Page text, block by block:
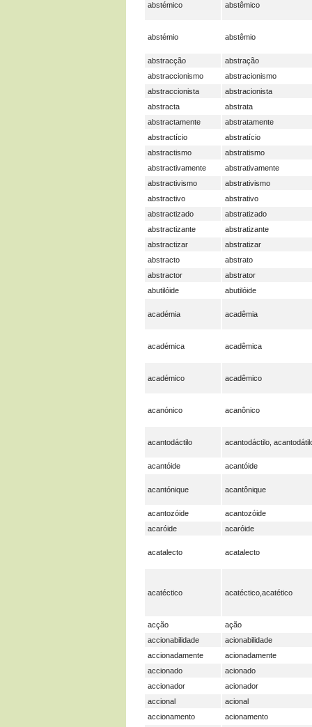
abstémico abstêmico
abstémio abstêmio
abstracção
abstração
abstraccionismo
abstracionismo
abstraccionista
abstracionista
abstracta
abstrata
abstractamente
abstratamente
abstractício
abstratício
abstractismo
abstratismo
abstractivamente
abstrativamente
abstractivismo
abstrativismo
abstractivo
abstrativo
abstractizado
abstratizado
abstractizante
abstratizante
abstractizar
abstratizar
abstracto
abstrato
abstractor
abstrator
abutilóide
abutilóide
académia acadêmia
académica acadêmica
académico acadêmico
acanónico acanônico
acantodáctilo acantodáctilo,
acantóide acantóide
acantónique acantônique
acantozóide
acantozóide
acaróide
acaróide
acatalecto acatalecto
acatéctico acatéctico,acatético
acção
ação
accionabilidade
acionabilidade
accionadamente
acionadamente
accionado
acionado
accionador
acionador
accional
acional
accionamento
acionamento